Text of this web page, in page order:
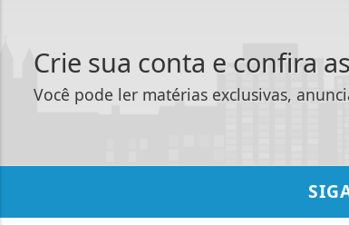
Crie sua conta e confira
Você pode ler matérias exclusivas,